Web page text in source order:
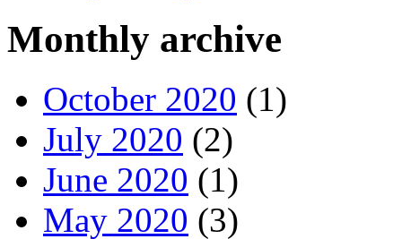
Monthly archive
October 2020 (1)
July 2020 (2)
June 2020 (1)
May 2020 (3)